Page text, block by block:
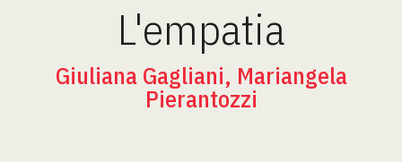
L'empatia
Giuliana Gagliani, Mariangela
Pierantozzi